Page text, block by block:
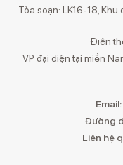
Tòa soạn: LK16-18,
Điện
VP đại diện tại miền
Email:
Đường
Liên hệ